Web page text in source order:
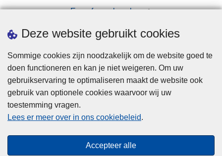
Deze website gebruikt cookies
Sommige cookies zijn noodzakelijk om de website goed te
doen functioneren en kan je niet weigeren. Om uw
gebruikservaring te optimaliseren maakt de website ook
gebruik van optionele cookies waarvoor wij uw
toestemming vragen.
Lees er meer over in ons cookiebeleid.
Accepteer alle
Een afspraak maken
Privacy
Cookies
Toegankelijkheid